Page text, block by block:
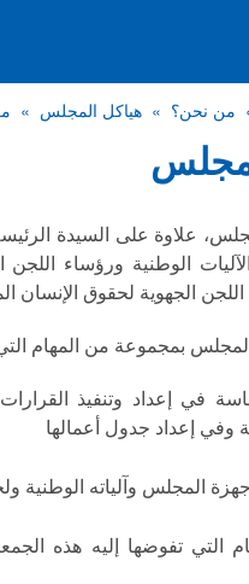
من نحن؟ هياكل المجلس
علاوة على السيدة
الوطنية ورؤساء اللجن
الجهوية لحقوق الإنسان
بمجموعة من المهام
في إعداد وتنفيذ
وفي إعداد جدول أعمالها
المجلس وآلياته الوطنية
التي تفوضها إليه هذه